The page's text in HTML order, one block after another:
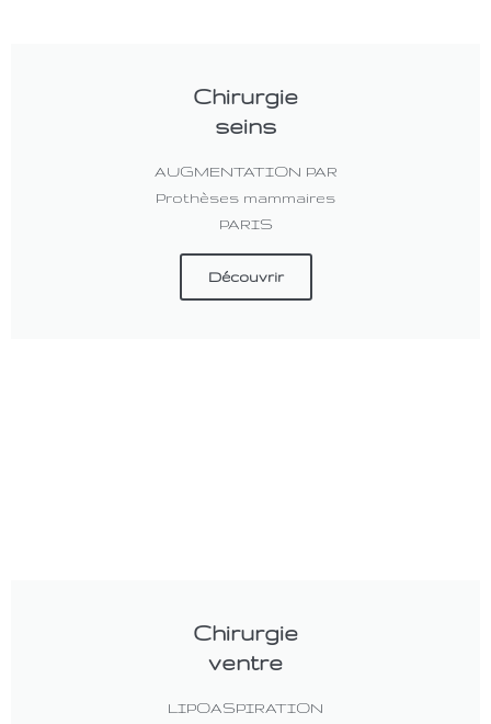
Chirurgie
seins
AUGMENTATION PAR
Prothèses mammaires
PARIS
Découvrir
Chirurgie
ventre
LIPOASPIRATION